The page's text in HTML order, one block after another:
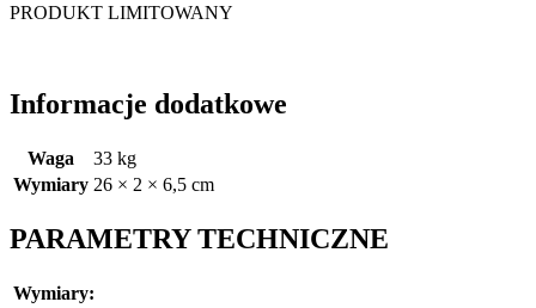
PRODUKT LIMITOWANY
Informacje dodatkowe
Waga
33 kg
Wymiary 26 × 2 × 6,5 cm
PARAMETRY TECHNICZNE
Wymiary: